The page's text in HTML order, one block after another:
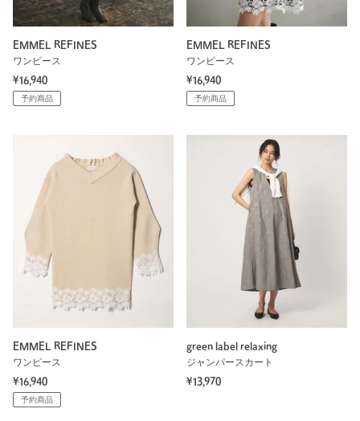
EMMEL REFINES
ワンピース
¥16,940
予約商品
EMMEL REFINES
ワンピース
¥16,940
予約商品
EMMEL REFINES
ワンピース
¥16,940
予約商品
green label relaxing
ジャンパースカート
¥13,970